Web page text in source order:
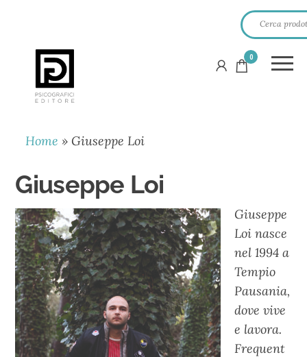
PSICOGRAFICI
EDITORE
0
Home » Giuseppe Loi
Giuseppe Loi
Giuseppe
Loi nasce
nel 1994 a
Tempio
Pausania,
dove vive
e lavora.
Frequent